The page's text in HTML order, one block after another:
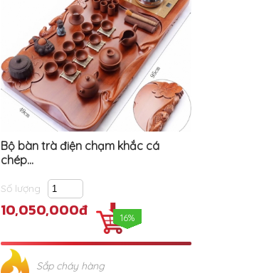
Bộ bàn trà điện chạm khắc cá
chép...
Số lượng
10,050,000đ 16%
Sắp cháy hàng